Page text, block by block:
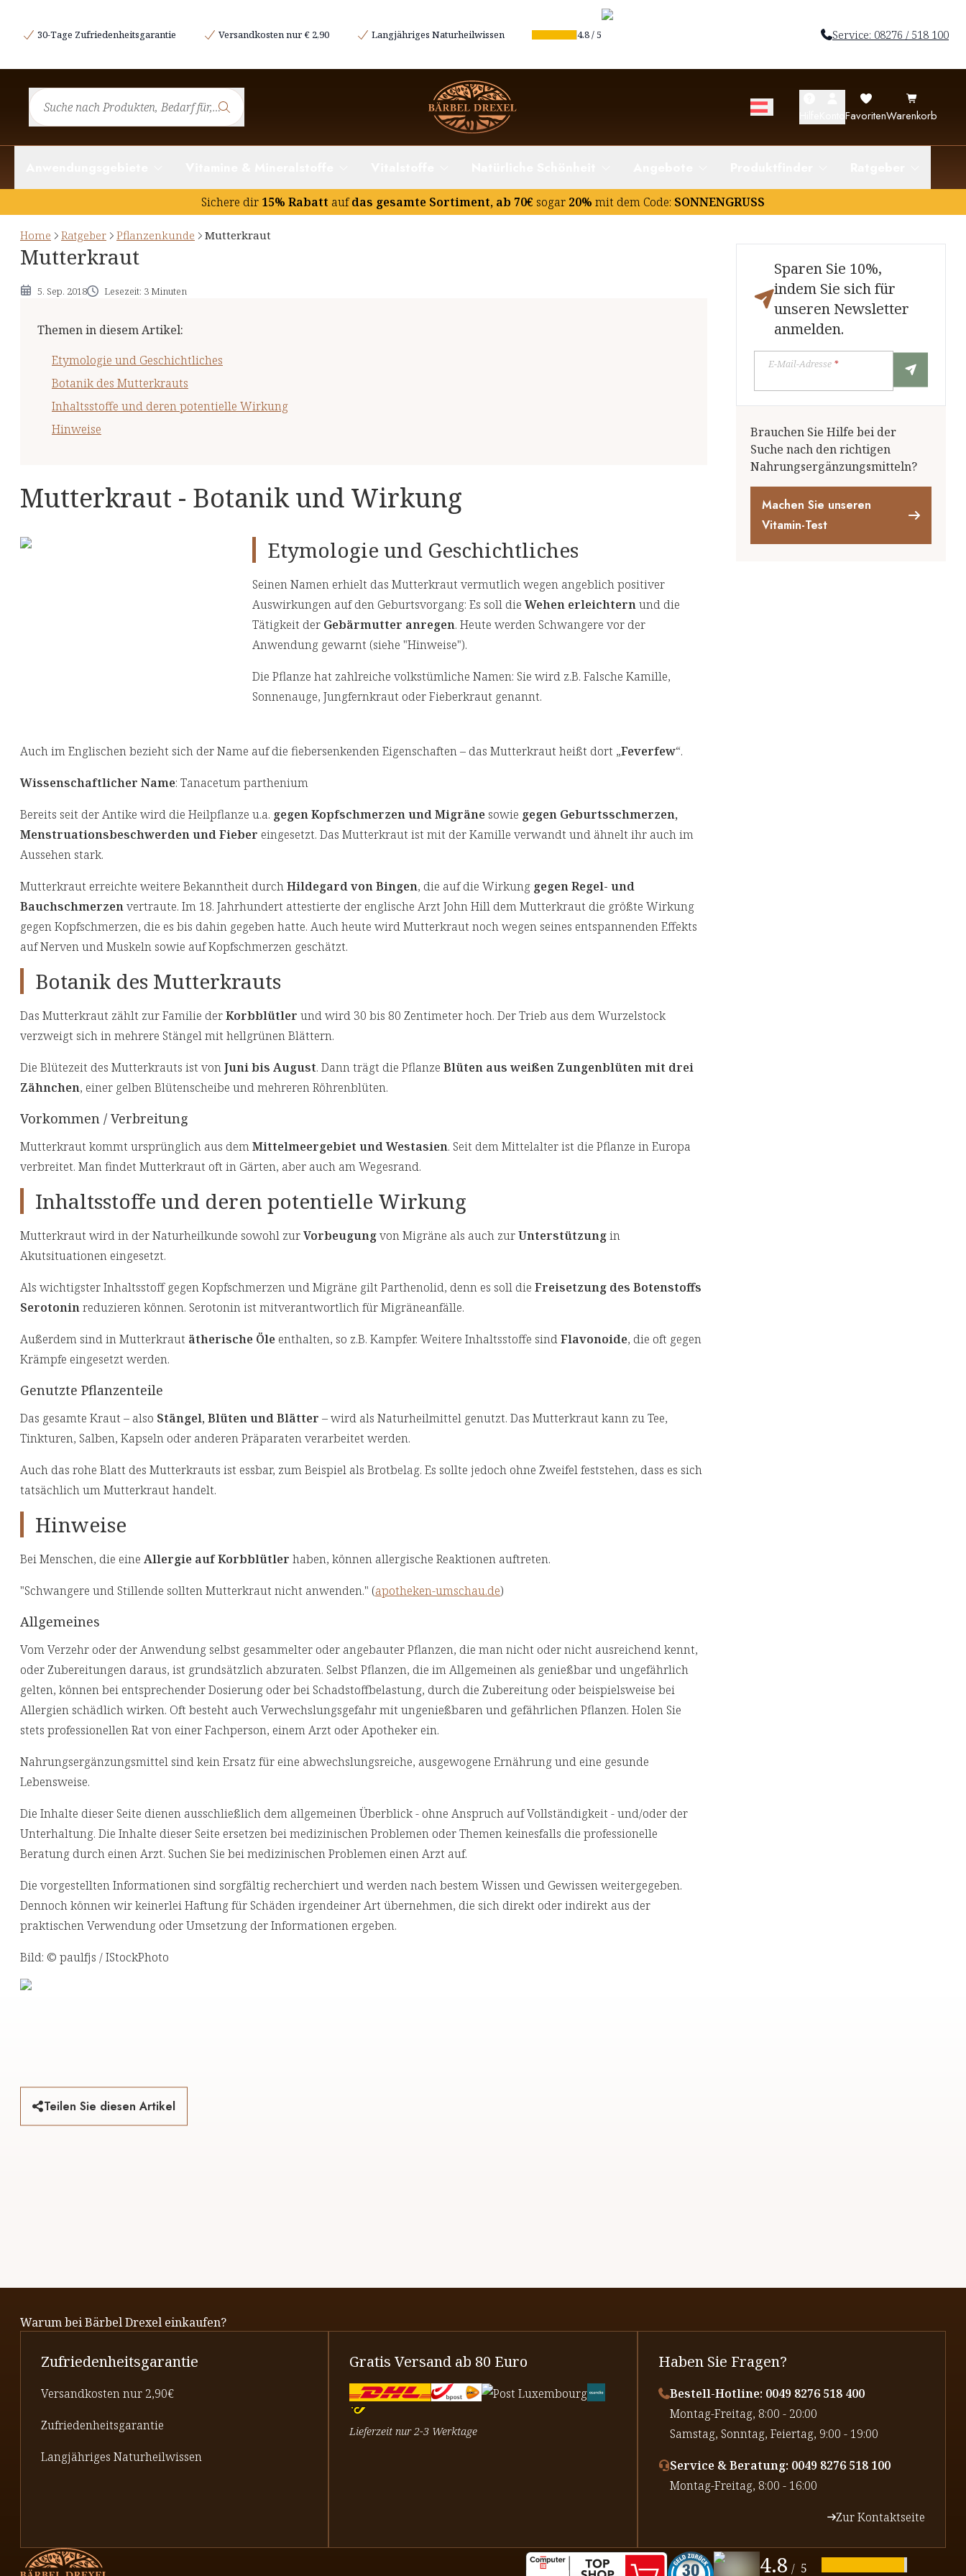
30-Tage Zufriedenheitsgarantie Versandkosten nur € 2,90 Langjähriges Naturheilwissen 4.8/5 Service: 08276 / 518 100
FavoritenWarenkorb
Sichere dir 15% Rabatt aufdas gesamte Sortiment, ab 70€ sogar 20% mit dem Code: SONNENGRUSS
Home Ratgeber Pflanzenkunde Mutterkraut
Mutterkraut
5. Sep. 2018 Lesezeit: 3 Minuten
Themen in diesem Artikel:
Etymologie und Geschichtliches
Botanik des Mutterkrauts
Inhaltsstoffe und deren potentielle Wirkung
Hinweise
Etymologie und Geschichtliches
Hinweise
Mutterkraut - Botanik und Wirkung
Etymologie und Geschichtliches
Seinen Namen erhielt das Mutterkraut vermutlich wegen angeblich positiver
Auswirkungen auf den Geburtsvorgang: Es soll dieWehen erleichternund die
Tätigkeit der Gebärmutter anregen. Heute werden Schwangere vor der
Anwendung gewarnt (siehe "Hinweise").
Die Pflanze hat zahlreiche volkstümliche Namen: Sie wird z.B. Falsche Kamille,
Sonnenauge, Jungfernkraut oder Fieberkraut genannt.
Auch im Englischen bezieht sich der Name auf die fiebersenkenden Eigenschaften – das Mutterkraut heißt dort „Feverfew“.
Wissenschaftlicher Name: Tanacetum parthenium
Bereits seit der Antike wird die Heilpflanze u.a. gegen Kopfschmerzen und Migräne sowie gegen Geburtsschmerzen,
Menstruationsbeschwerden und Fieber eingesetzt. Das Mutterkraut ist mit der Kamille verwandt und ähnelt ihr auch im
Aussehen stark.
Mutterkraut erreichte weitere Bekanntheit durchHildegard von Bingen, die auf die Wirkung gegen Regel- und
Bauchschmerzenvertraute. Im 18. Jahrhundert attestierte der englische Arzt John Hill dem Mutterkraut die größte Wirkung
gegen Kopfschmerzen, die es bis dahin gegeben hatte. Auch heute wird Mutterkraut noch wegen seines entspannenden Effekts
auf Nerven und Muskeln sowie auf Kopfschmerzen geschätzt.
Botanik des Mutterkrauts
Das Mutterkraut zählt zur Familie derKorbblütler und wird 30 bis 80 Zentimeter hoch. Der Trieb aus dem Wurzelstock
verzweigt sich in mehrere Stängel mit hellgrünen Blättern.
Die Blütezeit des Mutterkrauts ist vonJuni bis August. Dann trägt die Pflanze Blüten aus weißen Zungenblüten mit drei
Zähnchen, einer gelben Blütenscheibe und mehreren Röhrenblüten.
Vorkommen / Verbreitung
Mutterkraut kommt ursprünglich aus demMittelmeergebiet und Westasien. Seit dem Mittelalter ist die Pflanze in Europa
verbreitet. Man findet Mutterkraut oft in Gärten, aber auch am Wegesrand.
Inhaltsstoffe und deren potentielle Wirkung
Mutterkraut wird in der Naturheilkunde sowohl zurVorbeugungvon Migräne als auch zurUnterstützungin
Akutsituationen eingesetzt.
Als wichtigster Inhaltsstoff gegen Kopfschmerzen und Migräne gilt Parthenolid, denn es soll die Freisetzung des Botenstoffs
Serotoninreduzieren können. Serotonin ist mitverantwortlich für Migräneanfälle.
Außerdem sind in Mutterkraut ätherische Öle enthalten, so z.B. Kampfer. Weitere Inhaltsstoffe sindFlavonoide, die oft gegen
Krämpfe eingesetzt werden.
Genutzte Pflanzenteile
Das gesamte Kraut – also Stängel, Blüten und Blätter – wird als Naturheilmittel genutzt. Das Mutterkraut kann zu Tee,
Tinkturen, Salben, Kapseln oder anderen Präparaten verarbeitet werden.
Auch das rohe Blatt des Mutterkrauts ist essbar, zum Beispiel als Brotbelag. Es sollte jedoch ohne Zweifel feststehen, dass es sich
tatsächlich um Mutterkraut handelt.
Hinweise
Bei Menschen, die eine Allergie auf Korbblütler haben, können allergische Reaktionen auftreten.
"Schwangere und Stillende sollten Mutterkraut nicht anwenden." (apotheken-umschau.de)
Allgemeines
Vom Verzehr oder der Anwendung selbst gesammelter oder angebauter Pflanzen, die man nicht oder nicht ausreichend kennt,
oder Zubereitungen daraus, ist grundsätzlich abzuraten. Selbst Pflanzen, die im Allgemeinen als genießbar und ungefährlich
gelten, können bei entsprechender Dosierung oder bei Schadstoffbelastung, durch die Zubereitung oder beispielsweise bei
Allergien schädlich wirken. Oft besteht auch Verwechslungsgefahr mit ungenießbaren und gefährlichen Pflanzen. Holen Sie
stets professionellen Rat von einer Fachperson, einem Arzt oder Apotheker ein.
Nahrungsergänzungsmittel sind kein Ersatz für eine abwechslungsreiche, ausgewogene Ernährung und eine gesunde
Lebensweise.
Die Inhalte dieser Seite dienen ausschließlich dem allgemeinen Überblick - ohne Anspruch auf Vollständigkeit - und/oder der
Unterhaltung. Die Inhalte dieser Seite ersetzen bei medizinischen Problemen oder Themen keinesfalls die professionelle
Beratung durch einen Arzt. Suchen Sie bei medizinischen Problemen einen Arzt auf.
Die vorgestellten Informationen sind sorgfältig recherchiert und werden nach bestem Wissen und Gewissen weitergegeben.
Dennoch können wir keinerlei Haftung für Schäden irgendeiner Art übernehmen, die sich direkt oder indirekt aus der
praktischen Verwendung oder Umsetzung der Informationen ergeben.
Bild: © paulfjs / IStockPhoto
Teilen Sie diesen Artikel
Sparen Sie 10%,
indem Sie sich für
unseren Newsletter
anmelden.
E-Mail-Adresse*
Brauchen Sie Hilfe bei der
Suche nach den richtigen
Nahrungsergänzungsmitteln?
Machen Sie unseren
Vitamin-Test
Warum bei Bärbel Drexel einkaufen?
Zufriedenheitsgarantie
Versandkosten nur 2,90€
Zufriedenheitsgarantie
Langjähriges Naturheilwissen
Gratis Versand ab 80 Euro
Lieferzeit nur 2-3 Werktage
Haben Sie Fragen?
Bestell-Hotline: 0049 8276 518 400
⁠Montag-Freitag, 8:00 - 20:00
⁠Samstag, Sonntag, Feiertag, 9:00 - 19:00
Service & Beratung: 0049 8276 518 100
⁠Montag-Freitag, 8:00 - 16:00
Zur Kontaktseite
4.8 / 5